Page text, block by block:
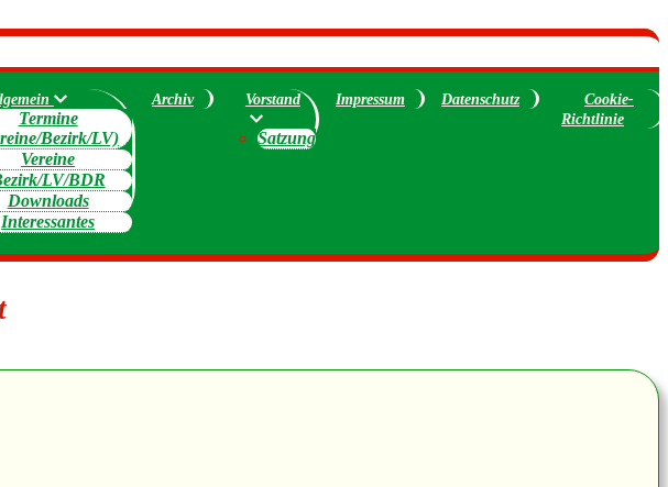
Termine
Bezirk/LV)
Vereine
LV/BDR
Downloads
Interessantes
Archiv Vorstand
Satzung
Impressum Datenschutz
Cookie-
Richtlinie